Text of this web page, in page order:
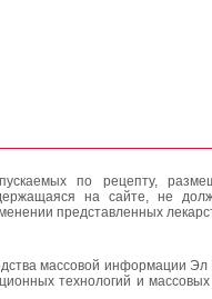
по рецепту,
на сайте, не
представленных
массовой информации
технологий и